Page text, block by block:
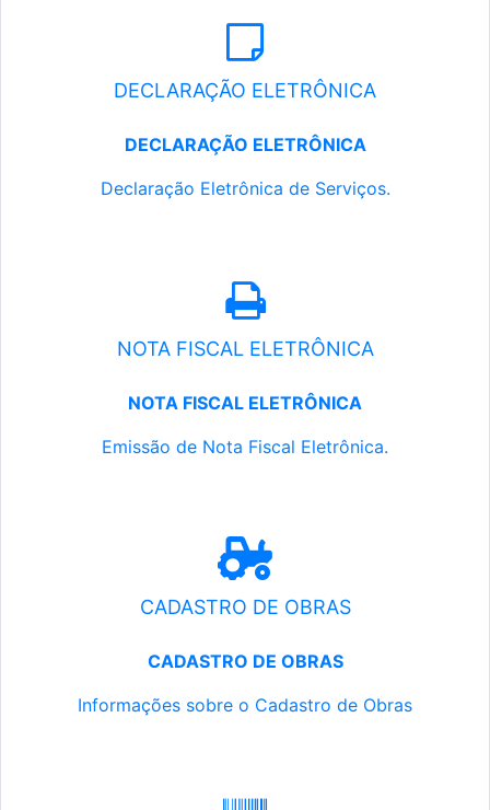
DECLARAÇÃO ELETRÔNICA
DECLARAÇÃO ELETRÔNICA
Declaração Eletrônica de Serviços.
NOTA FISCAL ELETRÔNICA
NOTA FISCAL ELETRÔNICA
Emissão de Nota Fiscal Eletrônica.
CADASTRO DE OBRAS
CADASTRO DE OBRAS
Informações sobre o Cadastro de Obras